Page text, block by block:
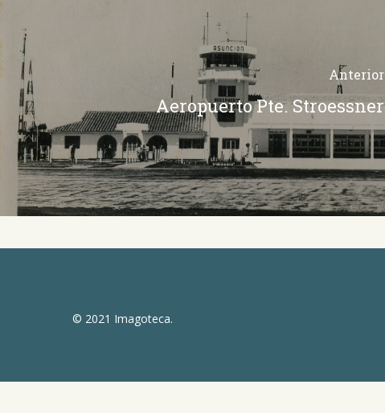
Anterior
Aeropuerto Pte. Stroessner
© 2021 Imagoteca.